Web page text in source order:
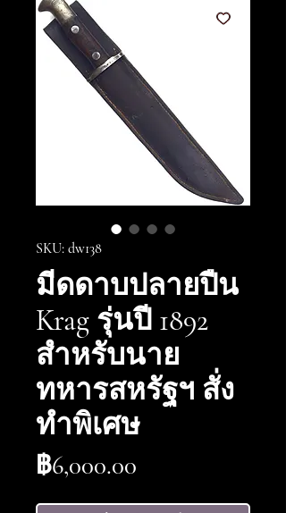
SKU: dw138
มีดดาบปลายปืน
Krag รุ่นปี 1892
สำหรับนาย
ทหารสหรัฐฯ สั่ง
ทำพิเศษ
฿6,000.00